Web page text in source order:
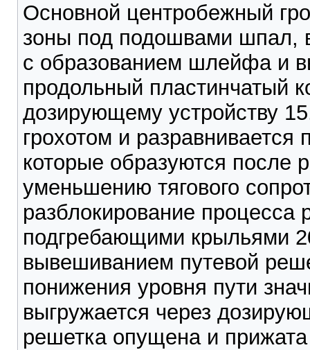
Основной центробежный
зоны под подошвами шпал,
с образованием шлейфа и
продольный пластинчатый
дозирующему устройству
грохотом и
которые образуются после
уменьшению тягового
разблокирование
подгребающими крыльями
вывешиванием путевой
понижения уровня пути
выгружается через
решетка опущена и